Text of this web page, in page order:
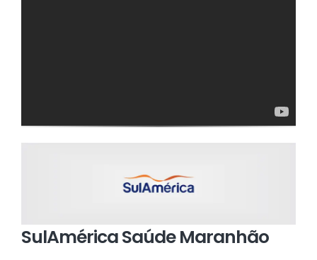
SulAmérica Saúde Maranhão